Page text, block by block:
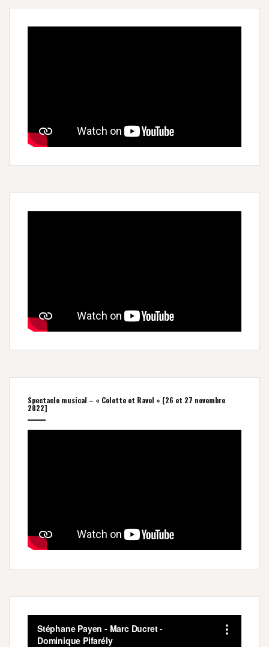
Spectacle musical – « Colette et Ravel » [26 et 27 novembre
2022]